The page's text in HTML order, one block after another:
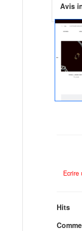
Avis
Ecrire
Hits